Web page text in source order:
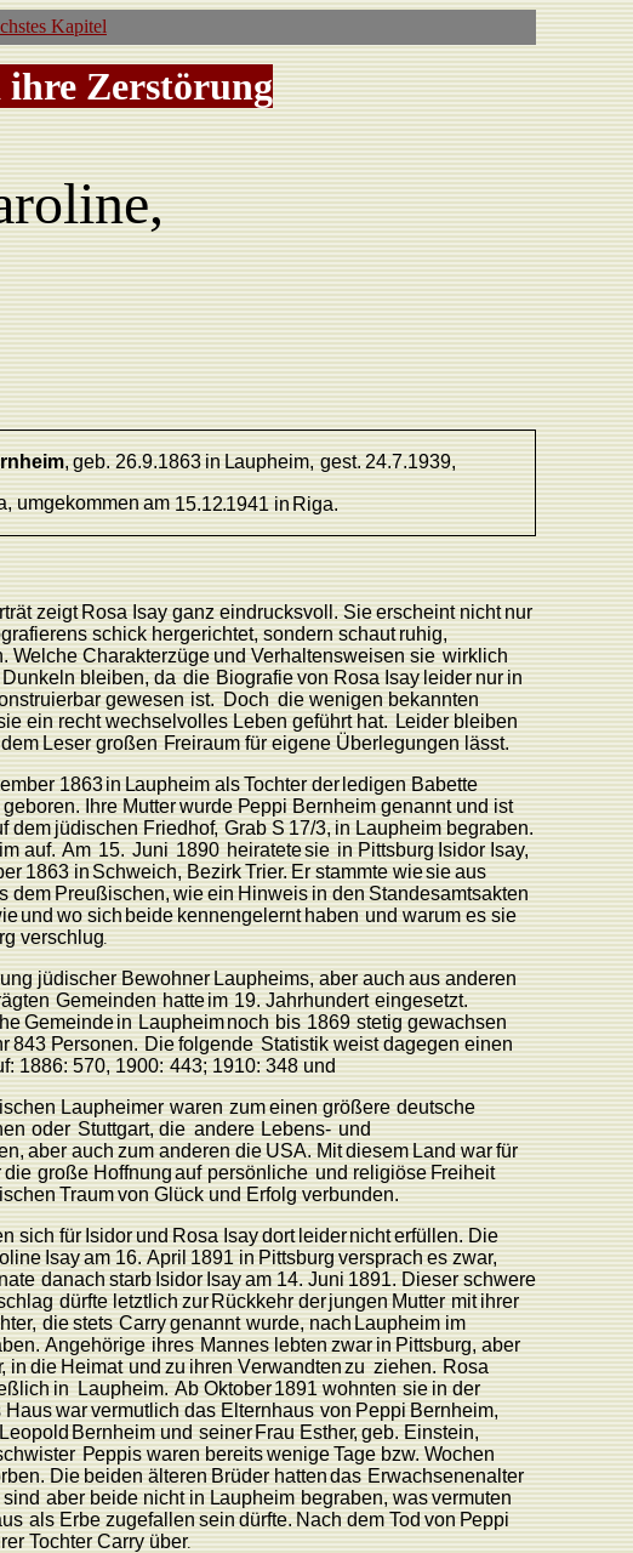
Kapitel
ihre Zerstörung
,geb. 26.9.1863 inLaupheim, gest. 24.7.1939,
umgekommen am15.12.1941 inRiga.
zeigtRosa Isay ganzeindrucksvoll.Sieerscheintnicht nur
schickhergerichtet,sondern schautruhig,
WelcheCharakterzügeund Verhaltensweisen sie wirklich
Dunkeln bleiben, da die Biografie vonRosa Isayleidernurin
gewesen ist. Doch die wenigenbekannten
ein recht wechselvollesLeben geführt hat. Leider bleiben
demLeser großen Freiraum für eigeneÜberlegungen lässt.
1863inLaupheim alsTochter derledigen Babette
geboren. IhreMutterwurde Peppi Bernheim genannt und ist
demjüdischen Friedhof, Grab S 17/3,in Laupheim begraben.
auf. Am 15. Juni 1890 heiratetesie inPittsburg Isidor Isay,
1863 inSchweich, Bezirk Trier. Erstammtewiesieaus
dem Preußischen,wieeinHinweisin denStandesamtsakten
undwosichbeidekennengelernthaben und warum es sie
verschlug.
jüdischer BewohnerLaupheims, aber auch aus anderen
Gemeinden hatteim 19. Jahrhundert eingesetzt.
Gemeindein Laupheimnoch bis 1869 stetiggewachsen
843 Personen. Diefolgende Statistik weistdagegen einen
1886: 570, 1900: 443; 1910: 348und
Laupheimer waren zumeinen größere deutsche
oder Stuttgart, die andere Lebens- und
aber auch zum anderen dieUSA. Mitdiesem Land warfür
die große Hoffnungauf persönliche und religiöseFreiheit
Traum von Glück und Erfolg verbunden.
sichfür IsidorundRosaIsaydortleidernichterfüllen.Die
Isayam 16. April1891 inPittsburgverspraches zwar,
danachstarbIsidorIsayam 14. Juni1891.Dieser schwere
dürfte letztlichzurRückkehr derjungenMutter mitihrer
r, diestets Carrygenannt wurde, nachLaupheim im
Angehörige ihres Mannes lebtenzwarin Pittsburg, aber
,in dieHeimat undzu ihrenVerwandtenzu ziehen. Rosa
in Laupheim. Ab Oktober1891 wohnten sie in der
Hauswarvermutlich dasElternhaus von PeppiBernheim,
eopoldBernheim und seinerFrau Esther,geb. Einstein,
Peppiswaren bereitswenigeTage bzw. Wochen
Die beiden älterenBrüder hattendas Erwachsenenalter
sind aberbeide nicht inLaupheim begraben, wasvermuten
alsErbe zugefallenseindürfte.Nach dem Todvon Peppi
TochterCarry über.